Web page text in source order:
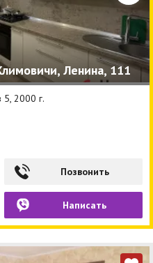
Ленина, 111
5, 2000 г.
Позвонить
Написать